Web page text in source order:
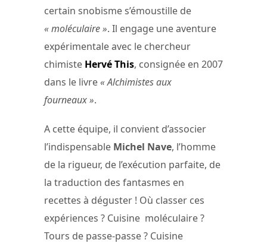
certain snobisme s’émoustille de
« moléculaire ». Il engage une aventure
expérimentale avec le chercheur
chimiste Hervé This, consignée en 2007
dans le livre« Alchimistes aux
fourneaux ».
A cette équipe, il convient d’associer
l’indispensable Michel Nave, l’homme
de la rigueur, de l’exécution parfaite, de
la traduction des fantasmes en
recettes à déguster ! Où classer ces
expériences ? Cuisine moléculaire ?
Tours de passe-passe ? Cuisine